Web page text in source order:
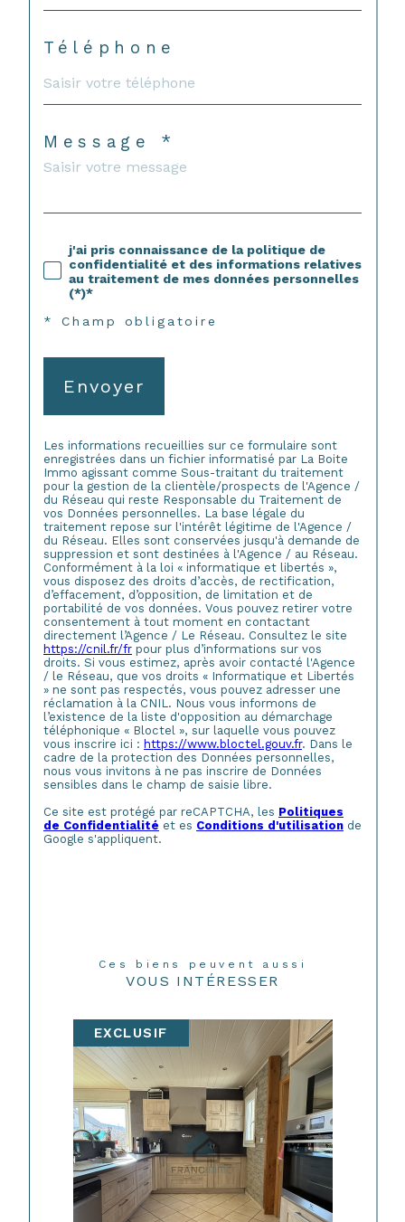
Téléphone
Message *
j'ai pris connaissance de la politique de
confidentialité et des informations relatives
au traitement de mes données personnelles
(*)*
* Champ obligatoire
Envoyer
Les informations recueillies sur ce formulaire sont
enregistrées dans un fichier informatisé par La Boite
Immo agissant comme Sous-traitant du traitement
pour la gestion de la clientèle/prospects de l'Agence /
du Réseau qui reste Responsable du Traitement de
vos Données personnelles. La base légale du
traitement repose sur l'intérêt légitime de l'Agence /
du Réseau. Elles sont conservées jusqu'à demande de
suppression et sont destinées à l'Agence / au Réseau.
Conformément à la loi « informatique et libertés »,
vous disposez des droits d’accès, de rectification,
d’effacement, d’opposition, de limitation et de
portabilité de vos données. Vous pouvez retirer votre
consentement à tout moment en contactant
directement l’Agence / Le Réseau. Consultez le site
https://cnil.fr/fr pour plus d’informations sur vos
droits. Si vous estimez, après avoir contacté l'Agence
/ le Réseau, que vos droits « Informatique et Libertés
» ne sont pas respectés, vous pouvez adresser une
réclamation à la CNIL. Nous vous informons de
l’existence de la liste d'opposition au démarchage
téléphonique « Bloctel », sur laquelle vous pouvez
vous inscrire ici : https://www.bloctel.gouv.fr. Dans le
cadre de la protection des Données personnelles,
nous vous invitons à ne pas inscrire de Données
sensibles dans le champ de saisie libre.
Ce site est protégé par reCAPTCHA, les Politiques
de Confidentialité et es Conditions d'utilisation de
Google s'appliquent.
Ces biens peuvent aussi
VOUS INTÉRESSER
EXCLUSIF